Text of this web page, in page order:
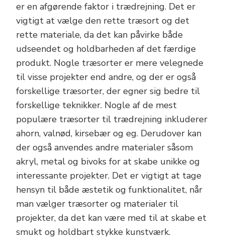
er en afgørende faktor i trædrejning. Det er
vigtigt at vælge den rette træsort og det
rette materiale, da det kan påvirke både
udseendet og holdbarheden af det færdige
produkt. Nogle træsorter er mere velegnede
til visse projekter end andre, og der er også
forskellige træsorter, der egner sig bedre til
forskellige teknikker. Nogle af de mest
populære træsorter til trædrejning inkluderer
ahorn, valnød, kirsebær og eg. Derudover kan
der også anvendes andre materialer såsom
akryl, metal og bivoks for at skabe unikke og
interessante projekter. Det er vigtigt at tage
hensyn til både æstetik og funktionalitet, når
man vælger træsorter og materialer til
projekter, da det kan være med til at skabe et
smukt og holdbart stykke kunstværk.